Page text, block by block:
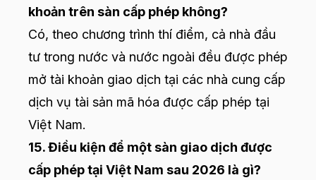
khoản trên sàn cấp phép không?
Có, theo chương trình thí điểm, cả nhà đầu
tư trong nước và nước ngoài đều được phép
mở tài khoản giao dịch tại các nhà cung cấp
dịch vụ tài sản mã hóa được cấp phép tại
Việt Nam.
15. Điều kiện để một sàn giao dịch được
cấp phép tại Việt Nam sau 2026 là gì?